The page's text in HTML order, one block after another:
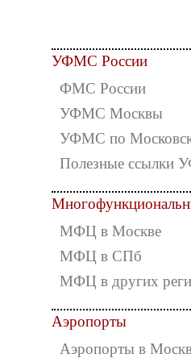
УФМС России
ФМС России
УФМС Москвы
УФМС по
Полезные
МФЦ в Москве
МФЦ в СПб
МФЦ в других
Аэропорты
Аэропорты в